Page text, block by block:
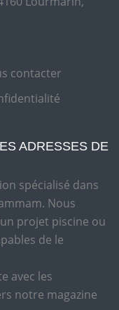
contacter
ADRESSES DE
spécialisé dans
Nous
projet piscine ou
de le
avec les
notre magazine